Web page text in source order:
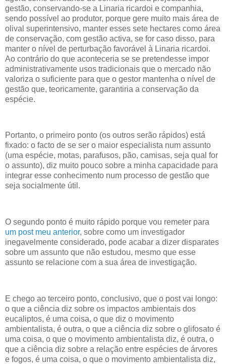
gestão, conservando-se a Linaria ricardoi e companhia,
sendo possível ao produtor, porque gere muito mais área de
olival superintensivo, manter esses sete hectares como área
de conservação, com gestão activa, se for caso disso, para
manter o nível de perturbação favorável à Linaria ricardoi.
Ao contrário do que aconteceria se se pretendesse impor
administrativamente usos tradicionais que o mercado não
valoriza o suficiente para que o gestor mantenha o nível de
gestão que, teoricamente, garantiria a conservação da
espécie.
Portanto, o primeiro ponto (os outros serão rápidos) está
fixado: o facto de se ser o maior especialista num assunto
(uma espécie, motas, parafusos, pão, camisas, seja qual for
o assunto), diz muito pouco sobre a minha capacidade para
integrar esse conhecimento num processo de gestão que
seja socialmente útil.
O segundo ponto é muito rápido porque vou remeter para
um post meu anterior, sobre como um investigador
inegavelmente considerado, pode acabar a dizer disparates
sobre um assunto que não estudou, mesmo que esse
assunto se relacione com a sua área de investigação.
E chego ao terceiro ponto, conclusivo, que o post vai longo:
o que a ciência diz sobre os impactos ambientais dos
eucaliptos, é uma coisa, o que diz o movimento
ambientalista, é outra, o que a ciência diz sobre o glifosato é
uma coisa, o que o movimento ambientalista diz, é outra, o
que a ciência diz sobre a relação entre espécies de árvores
e fogos, é uma coisa, o que o movimento ambientalista diz,